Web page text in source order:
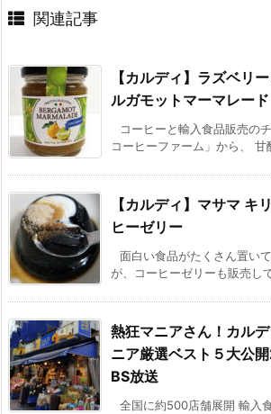
関連記事
【カルディ】ラズベリ
ルガモットマーマレード
コーヒーと輸入食品販売の
コーヒーファーム」から、 甘
【カルディ】マサマ キ
ヒーゼリー
面白い食品がたくさん置い
が、コーヒーゼリーも販売し
熱狂マニアさん！カル
ニア厳選ベスト５大公
BS放送
全国に約500店舗展開 輸入